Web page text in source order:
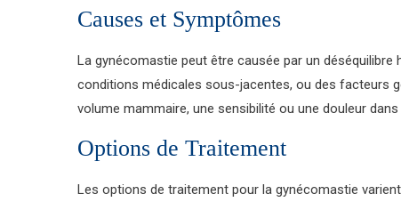
Causes et Symptômes
La gynécomastie peut être causée par un
conditions médicales sous-jacentes, ou des facteurs
volume mammaire, une sensibilité ou une douleur
Options de Traitement
Les options de traitement pour la gynécomastie